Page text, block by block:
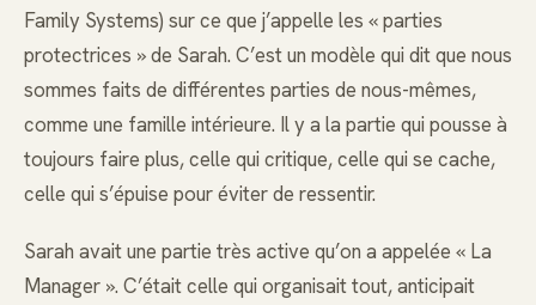
Family Systems) sur ce que j’appelle les « parties
protectrices » de Sarah. C’est un modèle qui dit que nous
sommes faits de différentes parties de nous-mêmes,
comme une famille intérieure. Il y a la partie qui pousse à
toujours faire plus, celle qui critique, celle qui se cache,
celle qui s’épuise pour éviter de ressentir.
Sarah avait une partie très active qu’on a appelée « La
Manager ». C’était celle qui organisait tout, anticipait